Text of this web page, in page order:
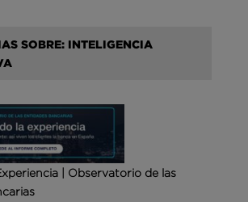
SOBRE: INTELIGENCIA
| Observatorio de las